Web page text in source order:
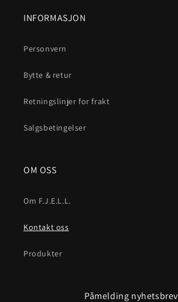
INFORMASJON
Personvern
Bytte & retur
Retningslinjer for frakt
Salgsbetingelser
OM OSS
Om F.J.E.L.L.
Kontakt oss
Produkter
Påmelding nyhetsbrev